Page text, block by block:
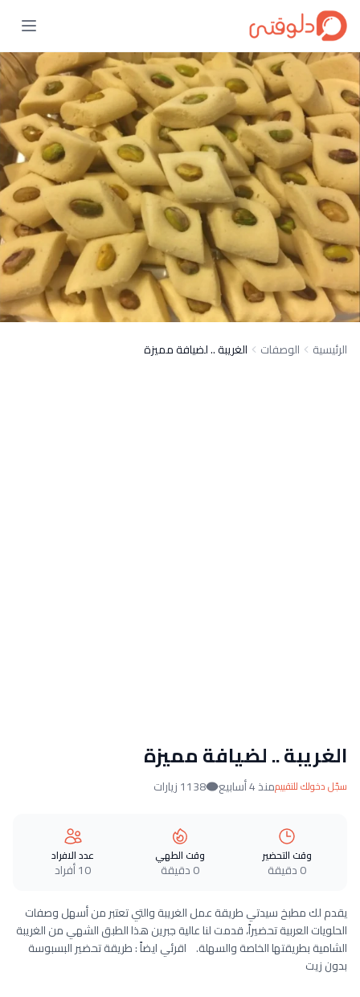
الرئيسية الوصفات الغريبة .. لضيافة مميزة
الغريبة .. لضيافة مميزة
سجّل دخولك للتقييممنذ 4 أسابيع 1138 زيارات
وقت التحضير
0 دقيقة
وقت الطهي
0 دقيقة
عدد الافراد
10 أفراد
يقدم لك مطبخ سيدتي طريقة عمل الغريبة والتي تعتبر من أسهل وصفات
الحلويات العربية تحضيراً، قدمت لنا عالية جبرين هذا الطبق الشهي من الغريبة
الشامية بطريقتها الخاصة والسهلة. اقرئي ايضاً : طريقة تحضير البسبوسة
بدون زيت